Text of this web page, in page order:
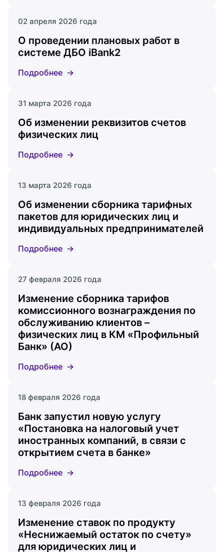
02 апреля 2026 года
О проведении плановых работ в
системе ДБО iBank2
Подробнее
31 марта 2026 года
Об изменении реквизитов счетов
физических лиц
Подробнее
13 марта 2026 года
Об изменении сборника тарифных
пакетов для юридических лиц и
индивидуальных предпринимателей
Подробнее
27 февраля 2026 года
Изменение сборника тарифов
комиссионного вознаграждения по
обслуживанию клиентов –
физических лиц в КМ «Профильный
Банк» (АО)
Подробнее
18 февраля 2026 года
Банк запустил новую услугу
«Постановка на налоговый учет
иностранных компаний, в связи с
открытием счета в банке»
Подробнее
13 февраля 2026 года
Изменение ставок по продукту
«Неснижаемый остаток по счету»
для юридических лиц и